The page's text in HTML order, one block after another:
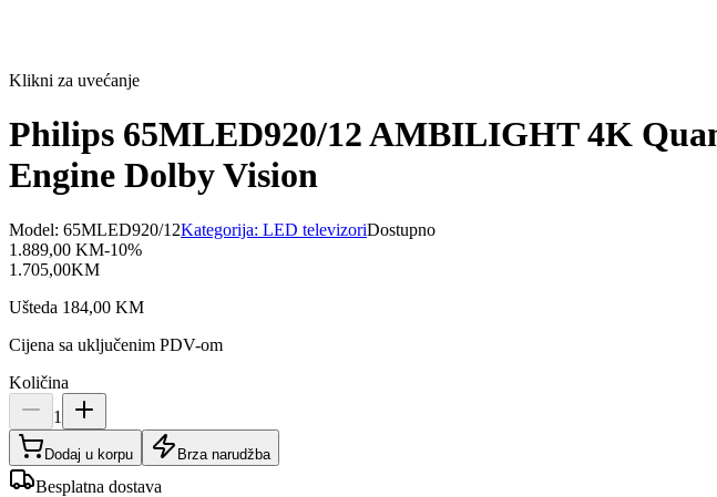
Klikni za uvećanje
Philips 65MLED920/12 AMBILIGHT 4K
Engine Dolby Vision
Model: 65MLED920/12Kategorija: LED televizoriDostupno
1.889,00 KM-10%
1.705,00KM
Ušteda 184,00 KM
Cijena sa uključenim PDV-om
Količina
1
Dodaj u korpu Brza narudžba
Besplatna dostava